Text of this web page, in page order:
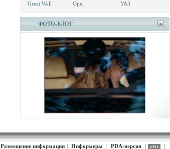
Great Wall
Opel
УАЗ
ФОТО-БЛОГ
Размещение информации | Информеры | PDA-версия | |